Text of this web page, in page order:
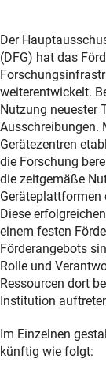
Der
(DFG) hat das
weiterentwickelt.
Nutzung neuester
Ausschreibungen.
Gerätezentren
die Forschung
die zeitgemäße
Geräteplattformen
Diese
einem festen
Förderangebots
Rolle und
Ressourcen dort
Institution
Im Einzelnen
künftig wie folgt: